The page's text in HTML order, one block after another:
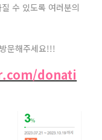
수 있도록 여러분의
문해주세요!!!
donati